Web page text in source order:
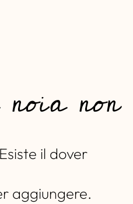
non
il dover
aggiungere.